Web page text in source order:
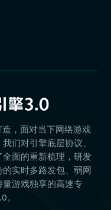
，面对当下网络游戏
们对引擎底层协议、
面的重新梳理，研发
实时多路发包、弱网
游戏独享的高速专